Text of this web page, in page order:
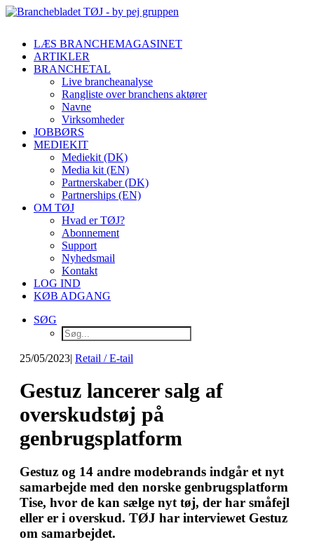
LÆS BRANCHEMAGASINET
ARTIKLER
BRANCHETAL
Live brancheanalyse
Rangliste over branchens aktører
Navne
Virksomheder
JOBBØRS
MEDIEKIT
Mediekit (DK)
Media kit (EN)
Partnerskaber (DK)
Partnerships (EN)
OM TØJ
Hvad er TØJ?
Abonnement
Support
Nyhedsmail
Kontakt
LOG IND
KØB ADGANG
SØG
25/05/2023| Retail / E-tail
Gestuz lancerer salg af
overskudstøj på
genbrugsplatform
Gestuz og 14 andre modebrands indgår et nyt
samarbejde med den norske genbrugsplatform
Tise, hvor de kan sælge nyt tøj, der har småfejl
eller er i overskud. TØJ har interviewet Gestuz
om samarbejdet.